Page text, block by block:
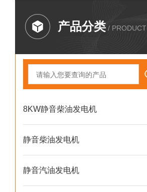
产品分类 / PRODUCT
8KW静音柴油发电机
静音柴油发电机
静音汽油发电机